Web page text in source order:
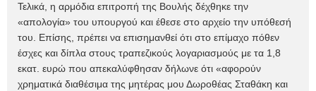
Τελικά, η αρμόδια επιτροπή της Βουλής δέχθηκε την
«απολογία» του υπουργού και έθεσε στο αρχείο την υπόθεσή
του. Επίσης, πρέπει να επισημανθεί ότι στο επίμαχο πόθεν
έσχες και δίπλα στους τραπεζικούς λογαριασμούς με τα 1,8
εκατ. ευρώ που απεκαλύφθησαν δήλωνε ότι «αφορούν
χρηματικά διαθέσιμα της μητέρας μου Δωροθέας Σταθάκη και